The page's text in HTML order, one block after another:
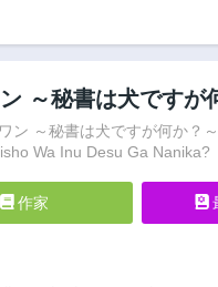
～秘書は犬ですが
ン ～秘書は犬ですが何か？
Wa Inu Desu Ga Nanika?
作家